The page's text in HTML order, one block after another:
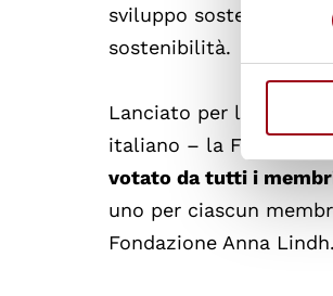
sviluppo sostenibile,
sostenibilità.
Lanciato per la prima
italiano – la
votato da tutti i
uno per ciascun
Fondazione Anna Lindh.